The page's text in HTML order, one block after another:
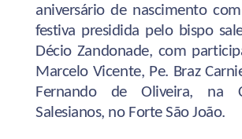
aniversário de nascimento
festiva presidida pelo bispo
Décio Zandonade, com
Marcelo Vicente, Pe. Braz
Fernando de Oliveira, na
Salesianos, no Forte São João.